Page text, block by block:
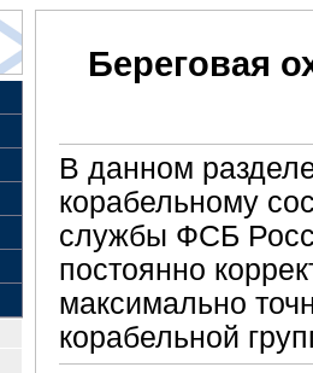
Береговая
В данном
корабельному
службы ФСБ
постоянно
максимально
корабельной